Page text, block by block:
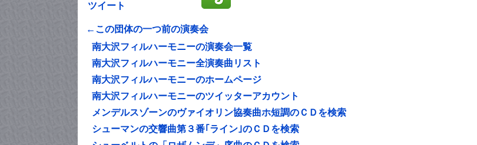
ツイート
←この団体の一つ前の演奏会
南大沢フィルハーモニーの演奏会一覧
南大沢フィルハーモニー全演奏曲リスト
南大沢フィルハーモニーのホームページ
南大沢フィルハーモニーのツイッターアカウント
メンデルスゾーンのヴァイオリン協奏曲ホ短調のＣＤを検索
シューマンの交響曲第３番｢ライン｣のＣＤを検索